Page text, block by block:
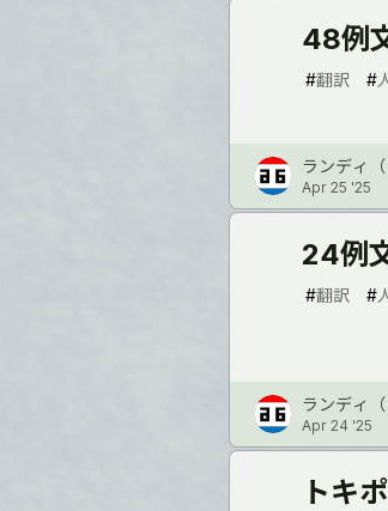
48例
#翻訳 #
ランディ（
Apr 25 '25
24例
#翻訳 #
ランディ（
Apr 24 '25
トキ